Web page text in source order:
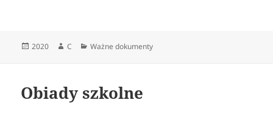
Data
2020 Autor
C Kategorie
Ważne dokumenty
Obiady szkolne